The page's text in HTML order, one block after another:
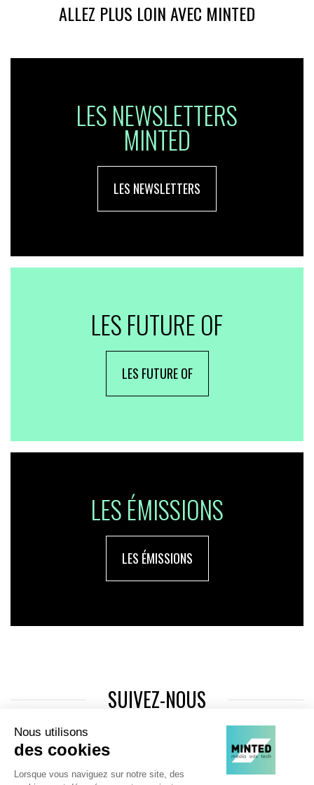
ALLEZ PLUS LOIN AVEC MINTED
LES NEWSLETTERS
MINTED
LES NEWSLETTERS
LES FUTURE OF
LES FUTURE OF
LES ÉMISSIONS
LES ÉMISSIONS
SUIVEZ-NOUS